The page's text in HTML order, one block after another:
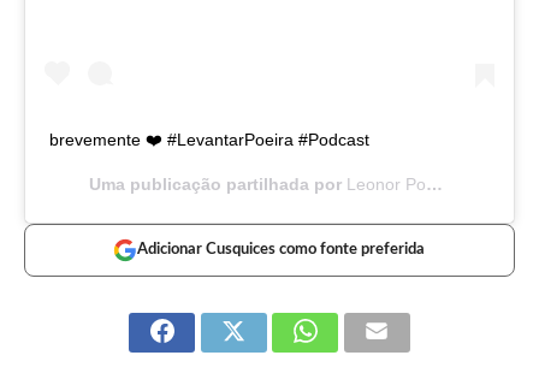
brevemente ❤️ #LevantarPoeira #Podcast
Uma publicação partilhada por Leonor Poeiras
Adicionar Cusquices como fonte preferida